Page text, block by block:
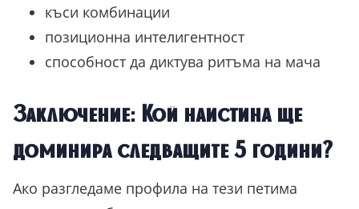
къси комбинации
позиционна интелигентност
способност да диктува ритъма на мача
Заключение: Кой наистина ще
доминира следващите 5 години?
Ако разгледаме профила на тези петима